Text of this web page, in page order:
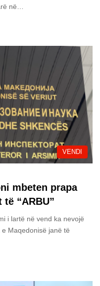
në…
VENDI
mbeten prapa
“ARBU”
i lartë në vend ka nevojë
Maqedonisë janë të